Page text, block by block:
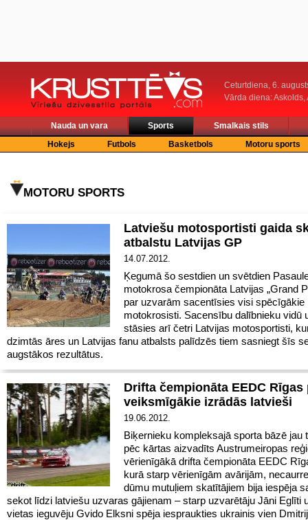
Ceturtdiena, 6.
Vārda diena: Askolds,
Nauda un vara Sports
Smalkais stils
Hokejs
Futbols Basketbols Motoru sports
MOTORU SPORTS
Latviešu motosportisti gaida
atbalstu Latvijas GP
14.07.2012.
Ķegumā šo sestdien un svētdien
motokrosa čempionāta Latvijas „Grand
par uzvarām sacentīsies visi spēcīgākie
motokrosisti. Sacensību dalībnieku vidū
stāsies arī četri Latvijas motosportisti,
dzimtās āres un Latvijas fanu atbalsts palīdzēs tiem sasniegt šīs
augstākos rezultātus.
Drifta čempionāta EEDC Rīgas
veiksmīgākie izrādās latvieši
19.06.2012.
Biķernieku kompleksajā sporta bāzē jau
pēc kārtas aizvadīts Austrumeiropas
vērienīgākā drifta čempionāta EEDC
kurā starp vērienīgām avārijām,
dūmu mutuļiem skatītājiem bija iespēja
sekot līdzi latviešu uzvaras gājienam – starp uzvarētāju Jāni Eglīti
vietas ieguvēju Gvido Elksni spēja iespraukties ukrainis vien